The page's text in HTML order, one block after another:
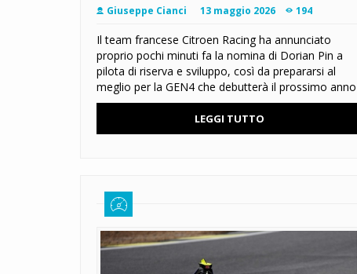
Giuseppe Cianci 13 maggio 2026 194
Il team francese Citroen Racing ha annunciato
proprio pochi minuti fa la nomina di Dorian Pin a
pilota di riserva e sviluppo, così da prepararsi al
meglio per la GEN4 che debutterà il prossimo anno
LEGGI TUTTO